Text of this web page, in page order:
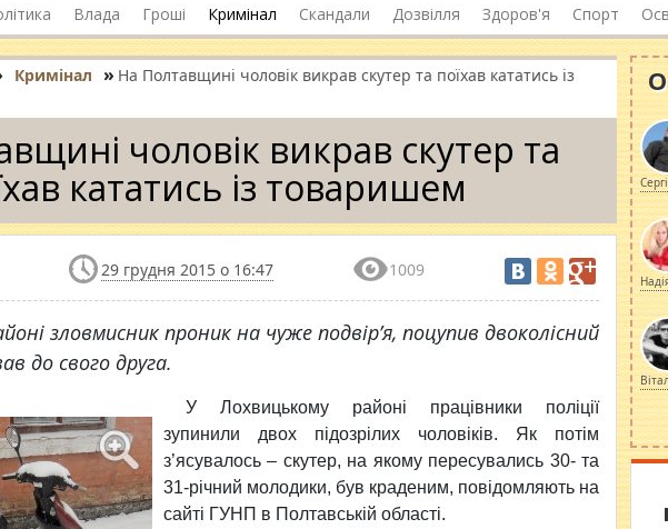
Влада Гроші Кримінал Скандали Дозвілля Здоров'я Спорт
Кримінал » На Полтавщині чоловік викрав скутер та поїхав кататись із
чоловік викрав скутер та
кататись із товаришем
29 грудня 2015 о 16:47 1009
зловмисник проник на чуже подвір’я, поцупив двоколісний
до свого друга.
У Лохвицькому районі працівники поліції
зупинили двох підозрілих чоловіків. Як потім
з’ясувалось – скутер, на якому пересувались 30- та
31-річний молодики, був краденим, повідомляють на
сайті ГУНП в Полтавській області.